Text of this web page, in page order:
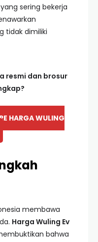
sering bekerja
tidak dimiliki
resmi dan brosur
HARGA WULING
membawa
Harga Wuling Ev
bahwa